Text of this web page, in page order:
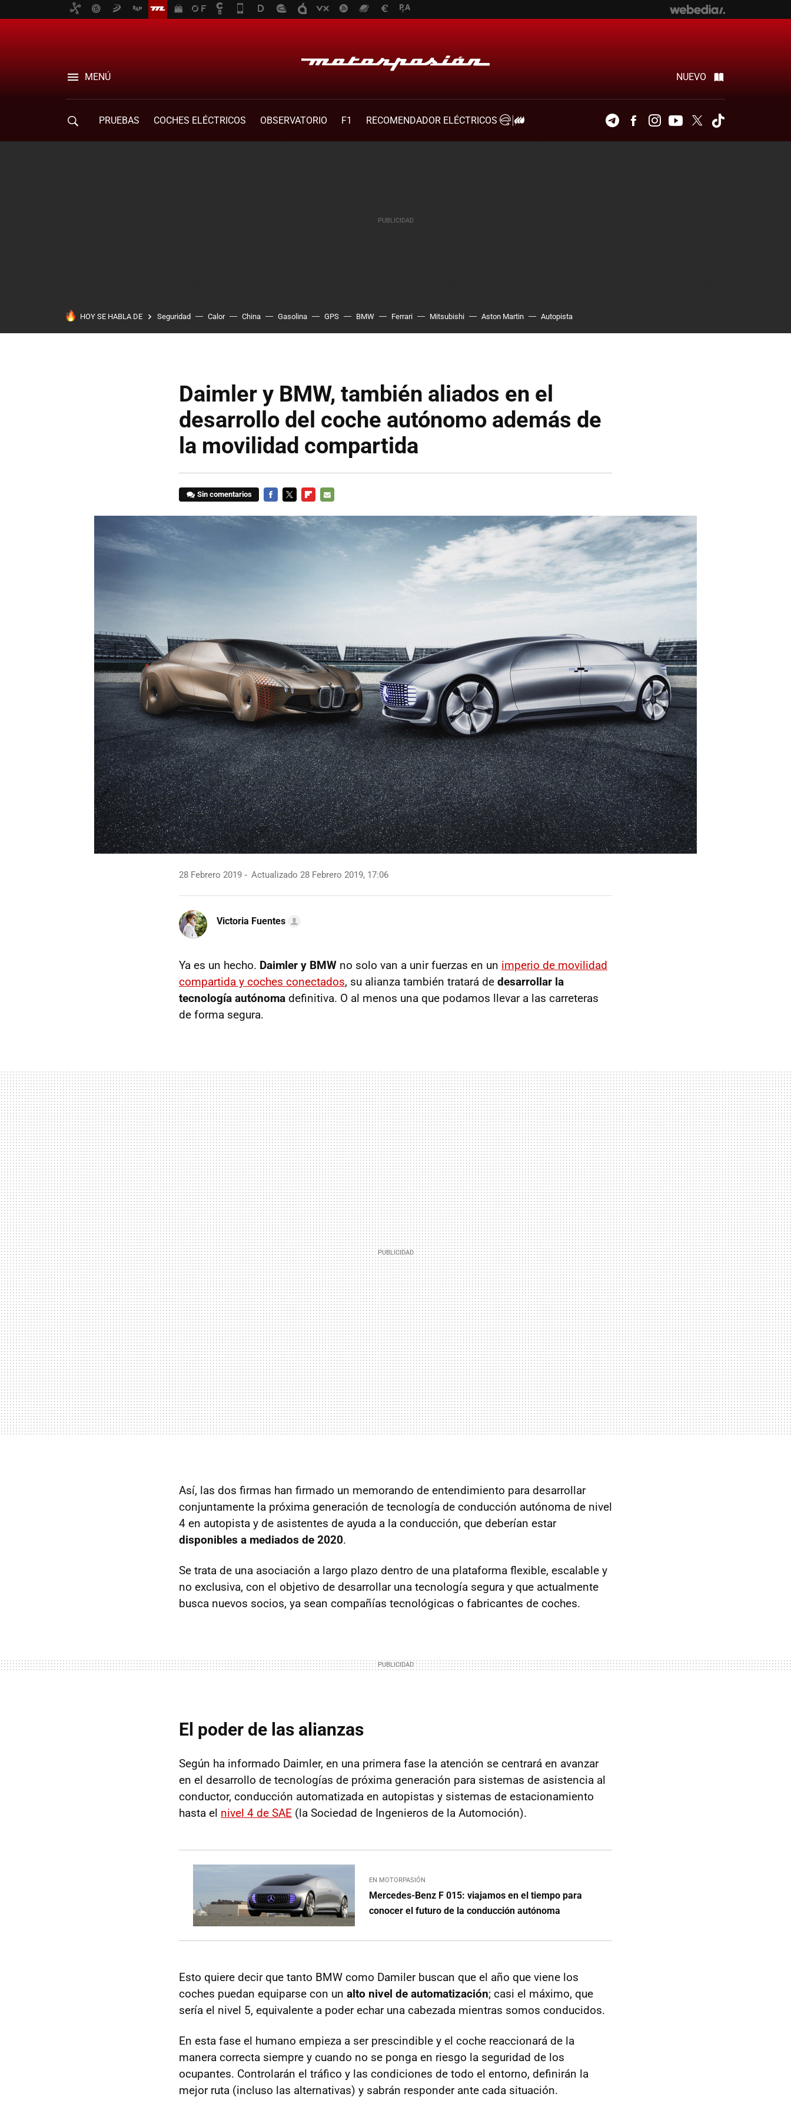
MENÚ NUEVO
PRUEBAS COCHES ELÉCTRICOS OBSERVATORIO F1
RECOMENDADOR ELÉCTRICOS
TelegramFacebookInstagramYoutubeTwitter
HOY SE HABLA DE Seguridad Calor China Gasolina GPS BMW Ferrari Mitsubishi Aston Martin Autopista
Daimler y BMW, también aliados en el
desarrollo del coche autónomo además de
la movilidad compartida
Sin comentarios
MAIL
28 Febrero 2019 Actualizado 28 Febrero 2019, 17:06
Victoria Fuentes
Ya es un hecho. Daimler y BMW no solo van a unir fuerzas en un imperio de movilidad
compartida y coches conectados, su alianza también tratará de desarrollar la
tecnología autónoma definitiva. O al menos una que podamos llevar a las carreteras
de forma segura.
Así, las dos firmas han firmado un memorando de entendimiento para desarrollar
conjuntamente la próxima generación de tecnología de conducción autónoma de nivel
4 en autopista y de asistentes de ayuda a la conducción, que deberían estar
disponibles a mediados de 2020.
Se trata de una asociación a largo plazo dentro de una plataforma flexible, escalable y
no exclusiva, con el objetivo de desarrollar una tecnología segura y que actualmente
busca nuevos socios, ya sean compañías tecnológicas o fabricantes de coches.
El poder de las alianzas
Según ha informado Daimler, en una primera fase la atención se centrará en avanzar
en el desarrollo de tecnologías de próxima generación para sistemas de asistencia al
conductor, conducción automatizada en autopistas y sistemas de estacionamiento
hasta el nivel 4 de SAE (la Sociedad de Ingenieros de la Automoción).
EN MOTORPASIÓN
Mercedes-Benz F 015: viajamos en el tiempo para
conocer el futuro de la conducción autónoma
Esto quiere decir que tanto BMW como Damiler buscan que el año que viene los
coches puedan equiparse con un alto nivel de automatización; casi el máximo, que
sería el nivel 5, equivalente a poder echar una cabezada mientras somos conducidos.
En esta fase el humano empieza a ser prescindible y el coche reaccionará de la
manera correcta siempre y cuando no se ponga en riesgo la seguridad de los
ocupantes. Controlarán el tráfico y las condiciones de todo el entorno, definirán la
mejor ruta (incluso las alternativas) y sabrán responder ante cada situación.